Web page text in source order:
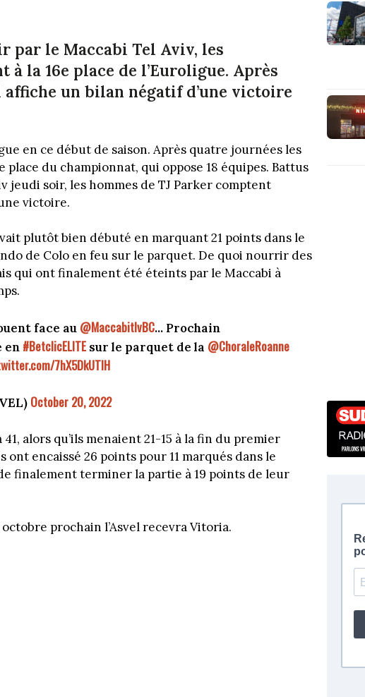
par le Maccabi Tel Aviv, les
la 16e place de l’Euroligue. Après
affiche un bilan négatif d’une victoire
en ce début de saison. Après quatre journées les
du championnat, qui oppose 18 équipes. Battus
jeudi soir, les hommes de TJ Parker comptent
victoire.
plutôt bien débuté en marquant 21 points dans le
de Colo en feu sur le parquet. De quoi nourrir des
qui ont finalement été éteints par le Maccabi à
face au @MaccabitlvBC... Prochain
en #BetclicELITEsur le parquet de la @ChoraleRoanne
7hX5DkUTIH
October 20, 2022
alors qu’ils menaient 21-15 à la fin du premier
encaissé 26 points pour 11 marqués dans le
finalement terminer la partie à 19 points de leur
prochain l’Asvel recevra Vitoria.